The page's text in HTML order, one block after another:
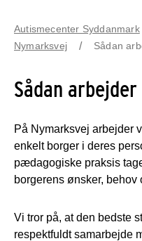
Autismecenter Syddanmark
Nymarksvej
Sådan
Sådan
På Nymarksvej arbejder
enkelt borger i deres
pædagogiske praksis
borgerens ønsker, behov
Vi tror på, at den bedste
respektfuldt samarbejde